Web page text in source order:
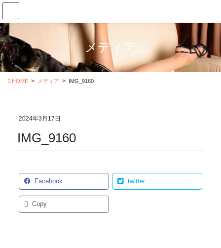
コ
テ
ン
ツ
に
移
ナ
ゲ
ー
シ
ョ
ン
メディア
HOME メディア IMG_9160
2024年3月17日
IMG_9160
Facebook twitter
Copy